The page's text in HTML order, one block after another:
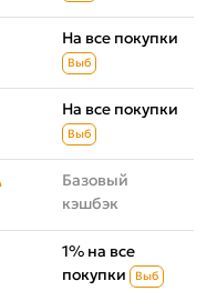
На все покупки
Выб
На все покупки
Выб
Базовый
кэшбэк
1% на все
покупки
Выб